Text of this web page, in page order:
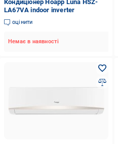
Кондиціонер Hoapp Luna HSZ-
LA67VA indoor inverter
оцінити
Немає в наявності